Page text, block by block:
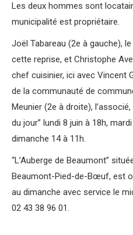
Les deux hommes sont
municipalité est propriétaire.
Joël Tabareau (2e à gauche),
cette reprise, et Christophe
chef cuisinier, ici avec Vincent
de la communauté de
Meunier (2e à droite),
du jour” lundi 8 juin à 18h,
dimanche 14 à 11h.
“L’Auberge de Beaumont”
Beaumont-Pied-de-Bœuf, est
au dimanche avec service le
02 43 38 96 01.